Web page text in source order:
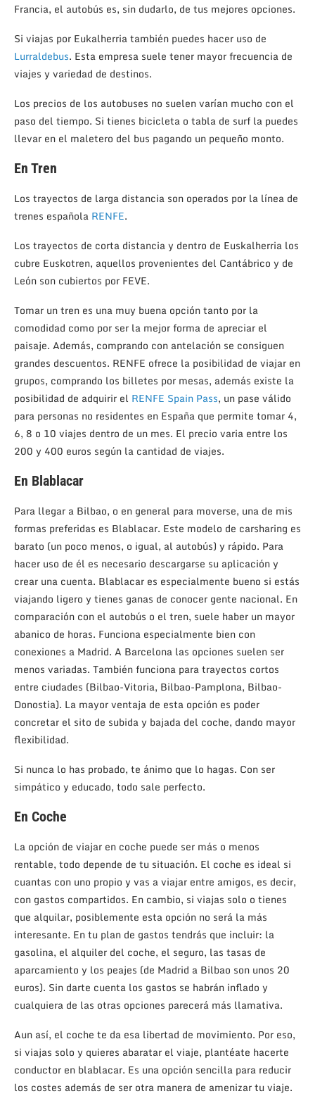
Francia, el autobús es, sin dudarlo, de tus mejores opciones.
Si viajas por Eukalherria también puedes hacer uso de
Lurraldebus. Esta empresa suele tener mayor frecuencia de
viajes y variedad de destinos.
Los precios de los autobuses no suelen varían mucho con el
paso del tiempo. Si tienes bicicleta o tabla de surf la puedes
llevar en el maletero del bus pagando un pequeño monto.
En Tren
Los trayectos de larga distancia son operados por la línea de
trenes española RENFE.
Los trayectos de corta distancia y dentro de Euskalherria los
cubre Euskotren, aquellos provenientes del Cantábrico y de
León son cubiertos por FEVE.
Tomar un tren es una muy buena opción tanto por la
comodidad como por ser la mejor forma de apreciar el
paisaje. Además, comprando con antelación se consiguen
grandes descuentos. RENFE ofrece la posibilidad de viajar en
grupos, comprando los billetes por mesas, además existe la
posibilidad de adquirir el RENFE Spain Pass, un pase válido
para personas no residentes en España que permite tomar 4,
6, 8 o 10 viajes dentro de un mes. El precio varia entre los
200 y 400 euros según la cantidad de viajes.
En Blablacar
Para llegar a Bilbao, o en general para moverse, una de mis
formas preferidas es Blablacar. Este modelo de carsharing es
barato (un poco menos, o igual, al autobús) y rápido. Para
hacer uso de él es necesario descargarse su aplicación y
crear una cuenta. Blablacar es especialmente bueno si estás
viajando ligero y tienes ganas de conocer gente nacional. En
comparación con el autobús o el tren, suele haber un mayor
abanico de horas. Funciona especialmente bien con
conexiones a Madrid. A Barcelona las opciones suelen ser
menos variadas. También funciona para trayectos cortos
entre ciudades (Bilbao-Vitoria, Bilbao-Pamplona, Bilbao-
Donostia). La mayor ventaja de esta opción es poder
concretar el sito de subida y bajada del coche, dando mayor
flexibilidad.
Si nunca lo has probado, te ánimo que lo hagas. Con ser
simpático y educado, todo sale perfecto.
En Coche
La opción de viajar en coche puede ser más o menos
rentable, todo depende de tu situación. El coche es ideal si
cuantas con uno propio y vas a viajar entre amigos, es decir,
con gastos compartidos. En cambio, si viajas solo o tienes
que alquilar, posiblemente esta opción no será la más
interesante. En tu plan de gastos tendrás que incluir: la
gasolina, el alquiler del coche, el seguro, las tasas de
aparcamiento y los peajes (de Madrid a Bilbao son unos 20
euros). Sin darte cuenta los gastos se habrán inflado y
cualquiera de las otras opciones parecerá más llamativa.
Aun así, el coche te da esa libertad de movimiento. Por eso,
si viajas solo y quieres abaratar el viaje, plantéate hacerte
conductor en blablacar. Es una opción sencilla para reducir
los costes además de ser otra manera de amenizar tu viaje.